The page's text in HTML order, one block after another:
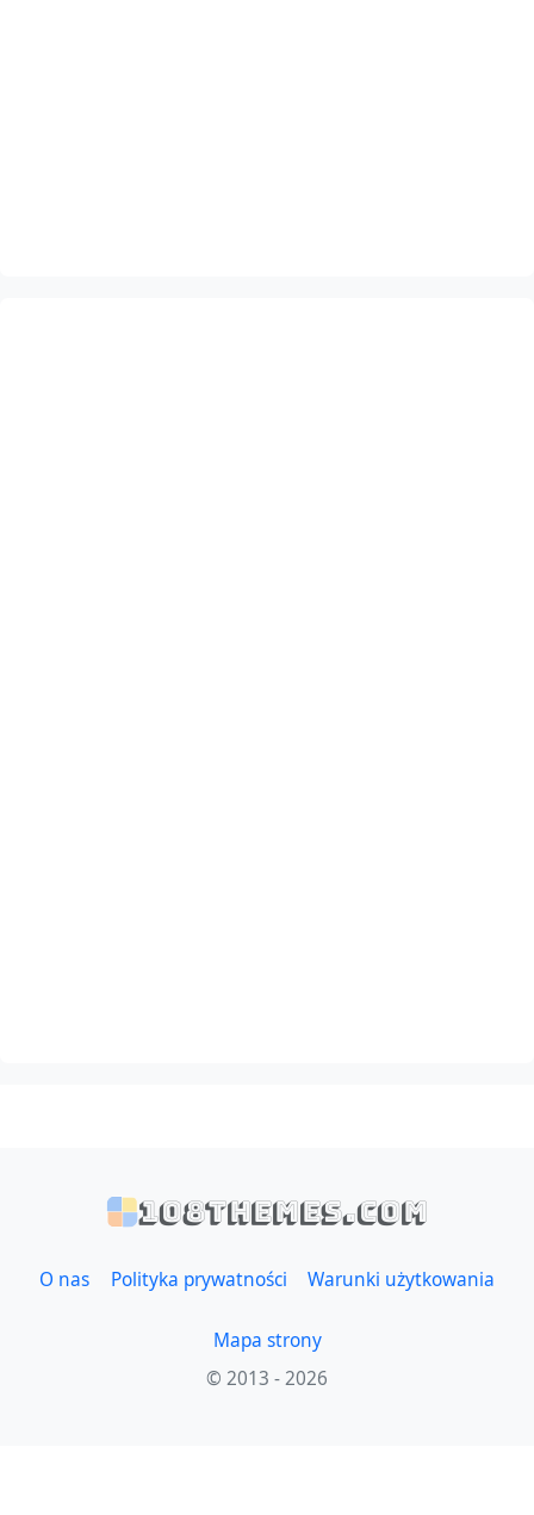
108themes.com
O nas Polityka prywatności Warunki użytkowania
Mapa strony
© 2013 - 2026